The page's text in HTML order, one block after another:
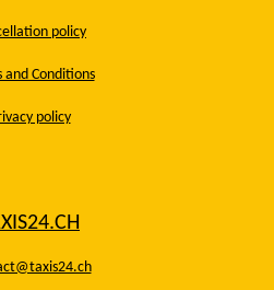
policy
and Conditions
policy